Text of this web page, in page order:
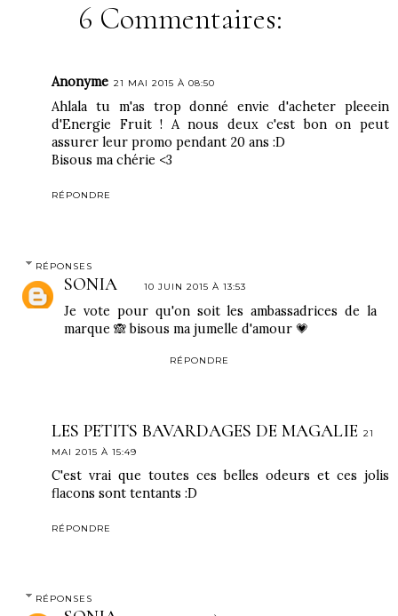
6 Commentaires:
Anonyme 21 MAI 2015 À 08:50
Ahlala tu m'as trop donné envie d'acheter pleeein
d'Energie Fruit ! A nous deux c'est bon on peut
assurer leur promo pendant 20 ans :D
Bisous ma chérie <3
RÉPONDRE
RÉPONSES
SONIA 10 JUIN 2015 À 13:53
Je vote pour qu'on soit les ambassadrices de la
marque 🙈 bisous ma jumelle d'amour 💗
RÉPONDRE
LES PETITS BAVARDAGES DE MAGALIE 21
MAI 2015 À 15:49
C'est vrai que toutes ces belles odeurs et ces jolis
flacons sont tentants :D
RÉPONDRE
RÉPONSES